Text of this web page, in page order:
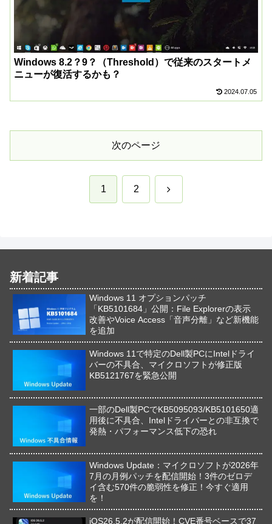
Windows 8.2？9？（Threshold）で従来のスタートメ
ニューが復活するかも？
2024.07.05
次のページ
1 2 次
新着記事
Windows 11 オプションパッチ
「KB5101684」公開：File Explorerの表示
改善やVoice Access「音声分離」など新機能
を追加
Windows 11で特定のDell製PCにIntelドライ
バーの不具合、マイクロソフトが修正版
KB5121767を緊急公開
一部のDell製PCでKB5095093/KB5101650適
用後に不具合、Intelドライバーとの非互換で
発熱・パフォーマンス低下の恐れ
Windows Update：マイクロソフトが2026年
7月の月例パッチを配信開始！3件のゼロデ
イ含む570件の脆弱性を修正！今すぐ適用
を！
iOS26.5.2が配信開始！CVE番号ベースで37